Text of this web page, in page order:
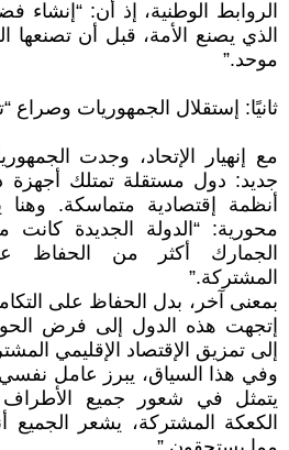
الروابط الوطنية، إذ أن: “إنشاء
الذي يصنع الأمة، قبل أن تصنعها
موحد.”
ثانيًا: إستقلال الجمهوريات وصراع
مع إنهيار الإتحاد، وجدت
جديد: دول مستقلة تمتلك أجهزة
أنظمة إقتصادية متماسكة.
محورية: “الدولة الجديدة كانت
الجمارك أكثر من الحفاظ
المشتركة.”
بمعنى آخر، بدل الحفاظ على
إتجهت هذه الدول إلى فرض
إلى تمزيق الإقتصاد الإقليمي
وفي هذا السياق، يبرز عامل
يتمثل في شعور جميع الأطراف
الكعكة المشتركة، يشعر